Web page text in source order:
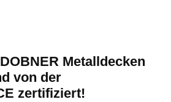
Metalldecken
von der
zertifiziert!